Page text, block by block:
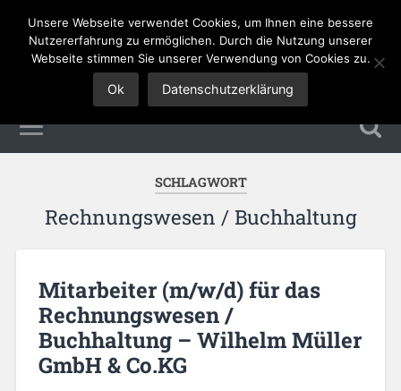
Tourismus Jobs
SCHLAGWORT
Rechnungswesen / Buchhaltung
Mitarbeiter (m/w/d) für das
Rechnungswesen /
Buchhaltung – Wilhelm Müller
GmbH & Co.KG
Unsere Webseite verwendet Cookies, um Ihnen eine bessere
Nutzererfahrung zu ermöglichen. Durch die Nutzung unserer
Webseite stimmen Sie unserer Verwendung von Cookies zu.
Ok Datenschutzerklärung